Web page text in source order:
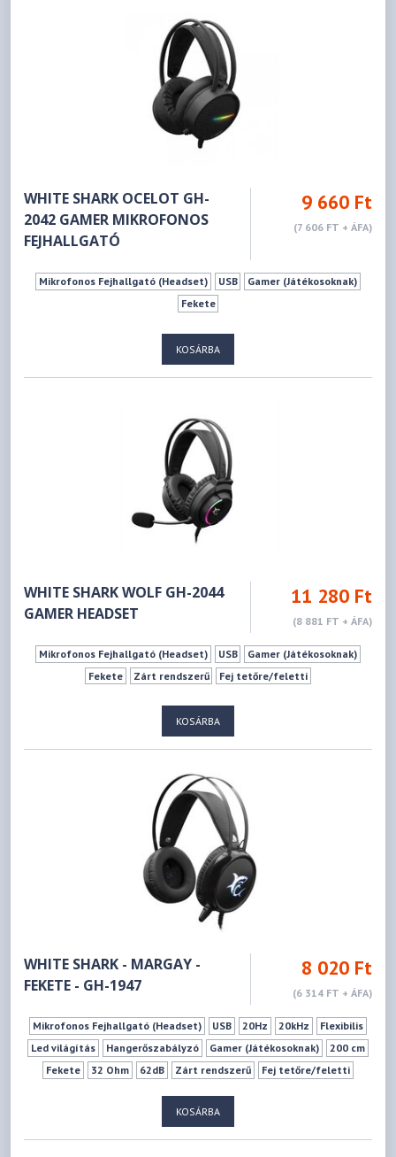
WHITE SHARK OCELOT GH-
2042 GAMER MIKROFONOS
FEJHALLGATÓ
9 660 Ft
(7 606 FT + ÁFA)
Mikrofonos Fejhallgató (Headset) USB
Gamer (Játékosoknak)
Fekete
KOSÁRBA
WHITE SHARK WOLF GH-2044
GAMER HEADSET
11 280 Ft
(8 881 FT + ÁFA)
Mikrofonos Fejhallgató (Headset) USB
Gamer (Játékosoknak)
Fekete
Zárt rendszerű Fej tetőre/feletti
KOSÁRBA
WHITE SHARK - MARGAY -
FEKETE - GH-1947
8 020 Ft
(6 314 FT + ÁFA)
Mikrofonos Fejhallgató (Headset) USB 20Hz 20kHz
Flexibilis
Led világítás
Hangerőszabályzó Gamer (Játékosoknak)
200 cm
Fekete
32 Ohm 62dB Zárt rendszerű Fej tetőre/feletti
KOSÁRBA